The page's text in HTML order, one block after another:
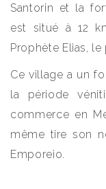
Santorin et la
est situé à 12
Prophète Elias, le
Ce village a un
la période
commerce en
même tire son
Emporeio.